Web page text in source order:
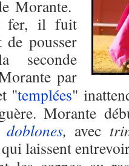
Morante.
fer, il fuit
de pousser
seconde
par
"templées"
Morante
doblones, avec
laissent